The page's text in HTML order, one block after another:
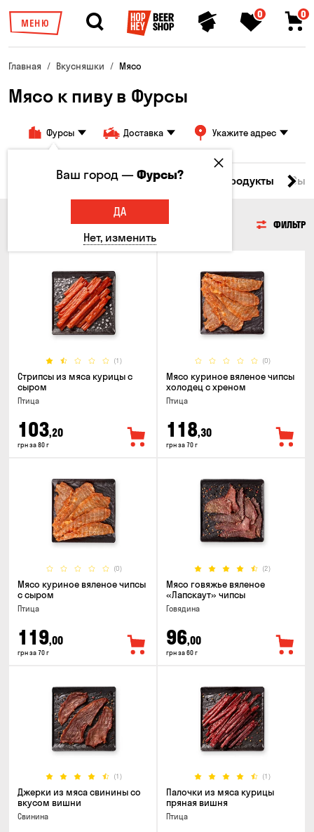
МЕНЮ
0 0
Главная Вкусняшки Мясо
Мясо к пиву в Фурсы
Фурсы Доставка Укажите адрес
Все товары Мясо Рыба Морепродукты
ФИЛЬТР
(1)
Стрипсы из мяса курицы с
сыром
Птица
103,20
грн за 80 г
(0)
Мясо куриное вяленое чипсы
холодец с хреном
Птица
118,30
грн за 70 г
(0)
Мясо куриное вяленое чипсы
с сыром
Птица
119,00
грн за 70 г
(2)
Мясо говяжье вяленое
«Лапскаут» чипсы
Говядина
96,00
грн за 60 г
(1)
Джерки из мяса свинины со
вкусом вишни
Свинина
(1)
Палочки из мяса курицы
пряная вишня
Птица
Ваш город —Фурсы?
ДА
Нет, изменить